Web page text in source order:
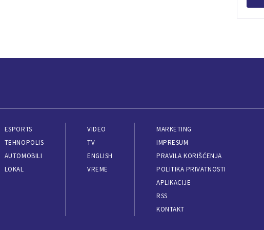
ESPORTS
TEHNOPOLIS
AUTOMOBILI
LOKAL
VIDEO
TV
ENGLISH
VREME
MARKETING
IMPRESUM
PRAVILA KORIŠĆENJA
POLITIKA PRIVATNOSTI
APLIKACIJE
RSS
KONTAKT